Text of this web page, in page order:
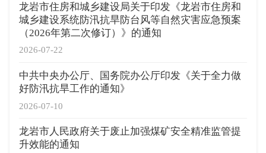
2026-07-22
龙岩市住房和城乡建设局关于印发《龙岩市住房和
城乡建设系统防汛抗旱防台风等自然灾害应急预案
（2026年第二次修订）》的通知
2026-07-10
中共中央办公厅、国务院办公厅印发《关于全力做
好防汛抗旱工作的通知》
龙岩市人民政府关于废止加强煤矿安全精准监管提
升效能的通知